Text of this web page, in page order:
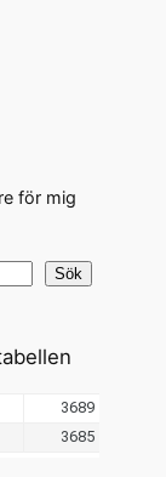
för mig
Sök